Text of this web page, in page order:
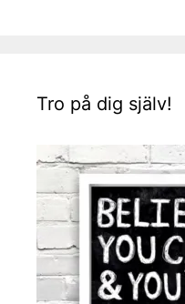
Tro på dig själv!